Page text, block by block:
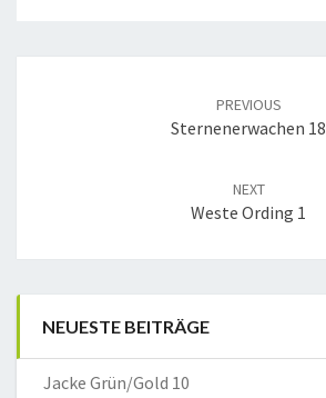
PREVIOUS
Sternenerwachen 18
NEXT
Weste Ording 1
NEUESTE BEITRÄGE
Jacke Grün/Gold 10